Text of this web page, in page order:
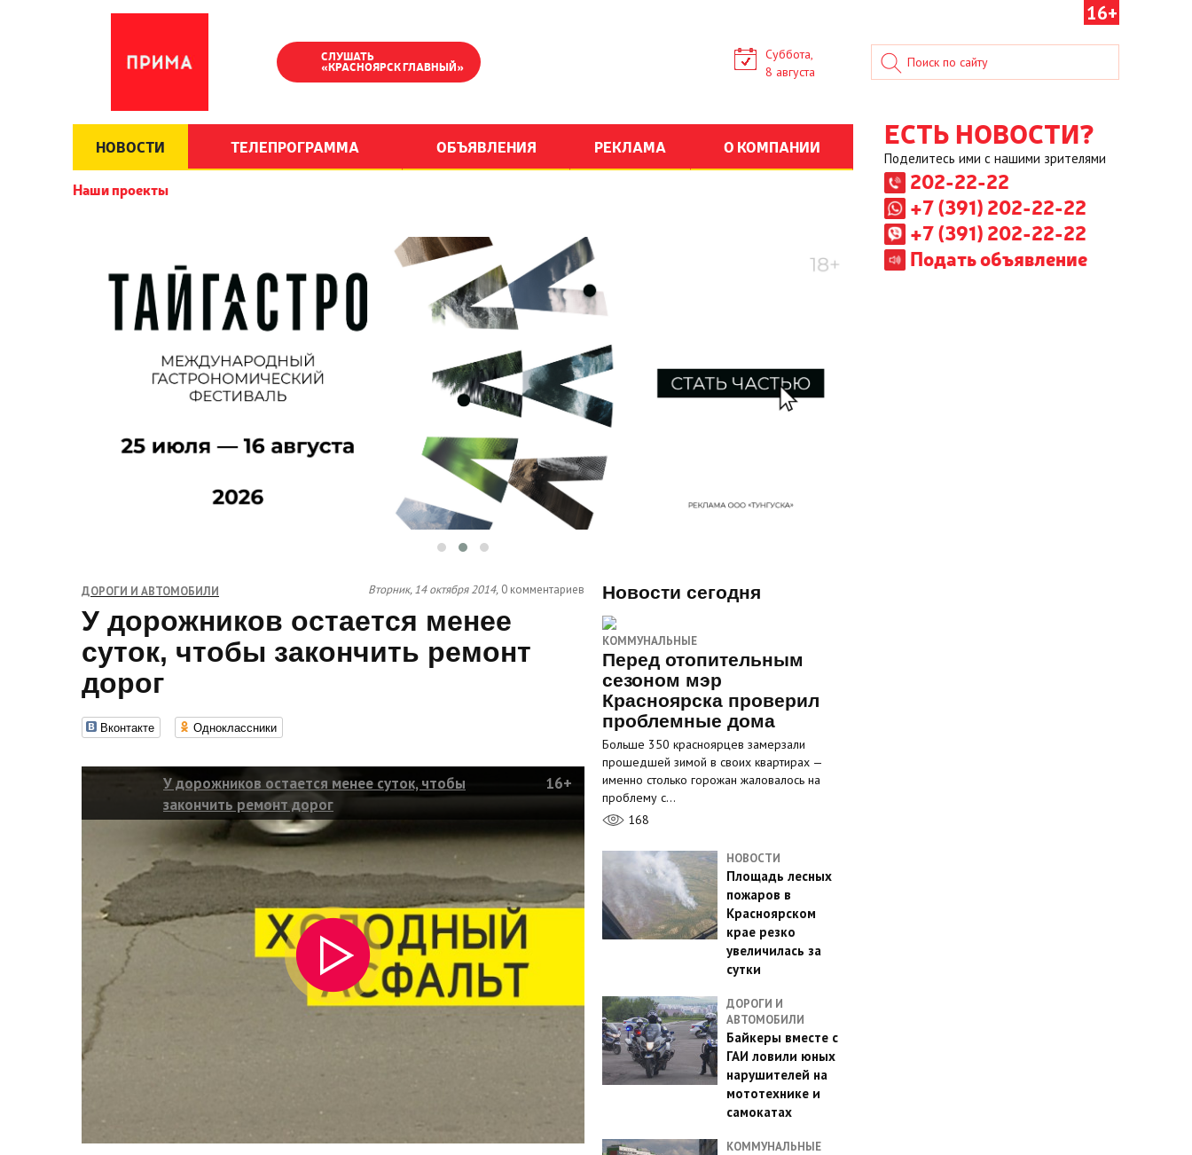
16+
СЛУШАТЬ
«КРАСНОЯРСК ГЛАВНЫЙ»
Суббота,
8 августа
НОВОСТИ ТЕЛЕПРОГРАММА ОБЪЯВЛЕНИЯ РЕКЛАМА О КОМПАНИИ
Наши проекты
ЕСТЬ НОВОСТИ?
Поделитесь ими с нашими зрителями
202-22-22
+7 (391) 202-22-22
+7 (391) 202-22-22
Подать объявление
ДОРОГИ И АВТОМОБИЛИ Вторник, 14 октября 2014, 0 комментариев
У дорожников остается менее
суток, чтобы закончить ремонт
дорог
Вконтакте Одноклассники
У дорожников остается менее суток, чтобы
закончить ремонт дорог
16+
Новости сегодня
КОММУНАЛЬНЫЕ
Перед отопительным
сезоном мэр
Красноярска проверил
проблемные дома
Больше 350 красноярцев замерзали
прошедшей зимой в своих квартирах —
именно столько горожан жаловалось на
проблему с…
168
НОВОСТИ
Площадь лесных
пожаров в
Красноярском
крае резко
увеличилась за
сутки
ДОРОГИ И
АВТОМОБИЛИ
Байкеры вместе с
ГАИ ловили юных
нарушителей на
мототехнике и
самокатах
КОММУНАЛЬНЫЕ